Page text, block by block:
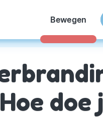
Bewegen
doe